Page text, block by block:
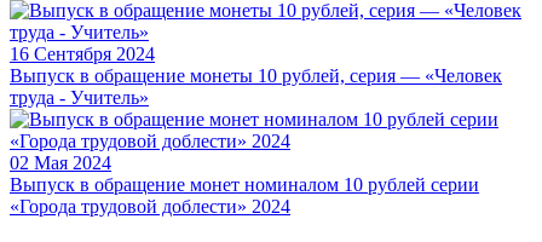
16 Сентября 2024
Выпуск в обращение монеты 10 рублей, серия — «Человек
труда - Учитель»
02 Мая 2024
Выпуск в обращение монет номиналом 10 рублей серии
«Города трудовой доблести» 2024